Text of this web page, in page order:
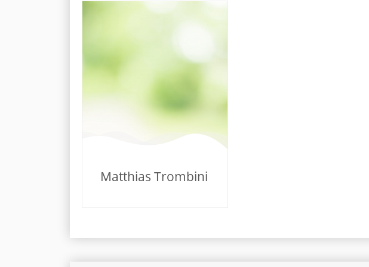
Matthias Trombini